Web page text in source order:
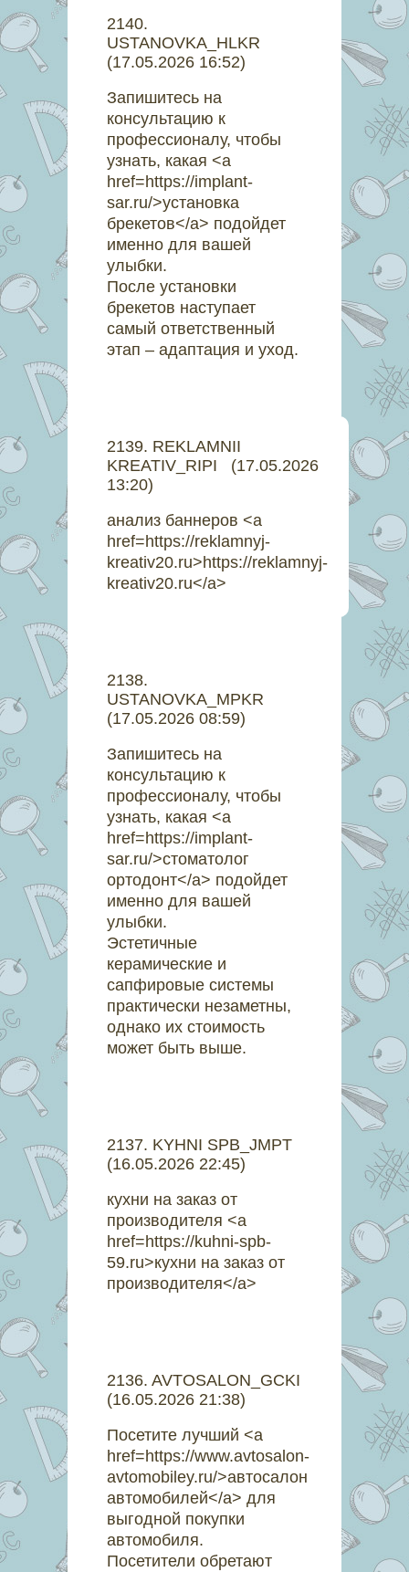
2140.
USTANOVKA_HLKR
(17.05.2026 16:52)
Запишитесь на
консультацию к
профессионалу, чтобы
узнать, какая <a
href=https://implant-
sar.ru/>установка
брекетов</a> подойдет
именно для вашей
улыбки.
После установки
брекетов наступает
самый ответственный
этап – адаптация и уход.
2139. REKLAMNII
KREATIV_RIPI
(17.05.2026
13:20)
анализ баннеров <a
href=https://reklamnyj-
kreativ20.ru>https://reklamnyj-
kreativ20.ru</a>
2138.
USTANOVKA_MPKR
(17.05.2026 08:59)
Запишитесь на
консультацию к
профессионалу, чтобы
узнать, какая <a
href=https://implant-
sar.ru/>стоматолог
ортодонт</a> подойдет
именно для вашей
улыбки.
Эстетичные
керамические и
сапфировые системы
практически незаметны,
однако их стоимость
может быть выше.
2137. KYHNI SPB_JMPT
(16.05.2026 22:45)
кухни на заказ от
производителя <a
href=https://kuhni-spb-
59.ru>кухни на заказ от
производителя</a>
2136. AVTOSALON_GCKI
(16.05.2026 21:38)
Посетите лучший <a
href=https://www.avtosalon-
avtomobiley.ru/>автосалон
автомобилей</a> для
выгодной покупки
автомобиля.
Посетители обретают